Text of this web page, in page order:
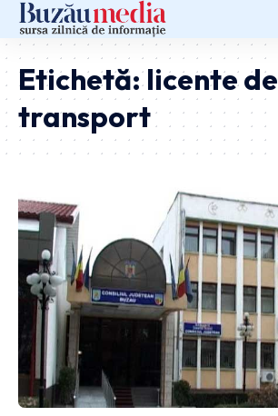
Etichetă:licente de
transport